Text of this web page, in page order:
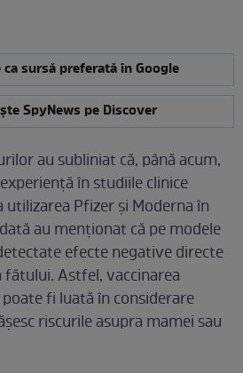
sursă preferată în Google
SpyNews pe Discover
au subliniat că, până acum,
în studiile clinice
Pfizer și Moderna în
au menționat că pe modele
efecte negative directe
Astfel, vaccinarea
fi luată în considerare
riscurile asupra mamei sau